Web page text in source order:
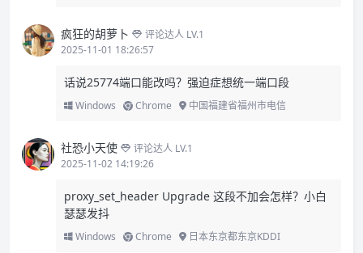
疯狂的胡萝卜
评论达人 LV.1
2025-11-01 18:26:57
话说25774端口能改吗？强迫症想统一端口段
Windows Chrome 中国福建省福州市电信
社恐小天使
评论达人 LV.1
2025-11-02 14:19:26
proxy_set_header Upgrade 这段不加会怎样？小白
瑟瑟发抖
Windows Chrome 日本东京都东京KDDI